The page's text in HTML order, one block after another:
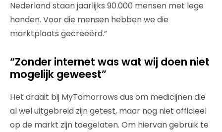
Nederland staan jaarlijks 90.000 mensen met lege
handen. Voor die mensen hebben we die
marktplaats gecreeërd.”
“Zonder internet was wat wij doen niet
mogelijk geweest”
Het draait bij MyTomorrows dus om medicijnen die
al wel uitgebreid zijn getest, maar nog niet officieel
op de markt zijn toegelaten. Om hiervan gebruik te